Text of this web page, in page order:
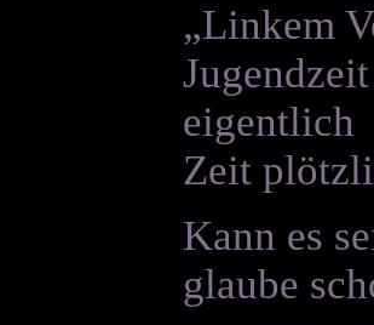
„Linkem
eigentlich
Zeit
Kann es
glaube